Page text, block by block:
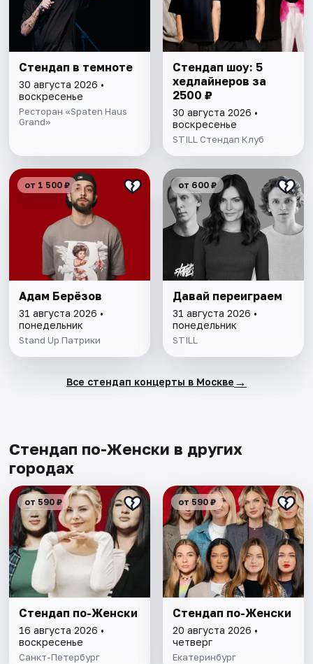
Стендап в темноте
30 августа 2026 •
воскресенье
Ресторан «Spaten Haus
Grand»
Стендап шоу: 5
хедлайнеров за
2500 ₽
30 августа 2026 •
воскресенье
STILL Стендап Клуб
от 1 500 ₽
Адам Берёзов
31 августа 2026 •
понедельник
Stand Up Патрики
от 600 ₽
Давай переиграем
31 августа 2026 •
понедельник
STILL
Все стендап концерты в Москве →
Стендап по-Женски в других
городах
от 590 ₽
Стендап по-Женски
16 августа 2026 •
воскресенье
Санкт-Петербург
от 590 ₽
Стендап по-Женски
20 августа 2026 •
четверг
Екатеринбург